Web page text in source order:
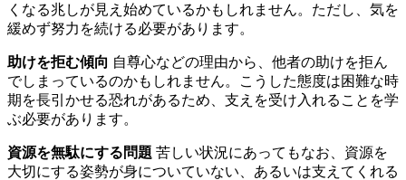
くなる兆しが見え始めているかもしれません。ただし、気を
緩めず努力を続ける必要があります。
助けを拒む傾向 自尊心などの理由から、他者の助けを拒ん
でしまっているのかもしれません。こうした態度は困難な時
期を長引かせる恐れがあるため、支えを受け入れることを学
ぶ必要があります。
資源を無駄にする問題 苦しい状況にあってもなお、資源を
大切にする姿勢が身についていない、あるいは支えてくれる